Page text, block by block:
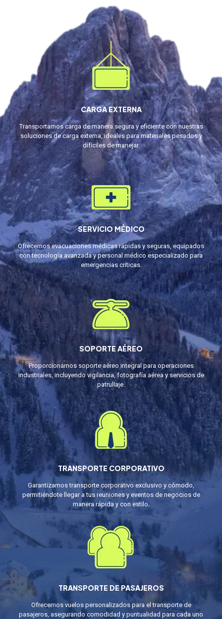
CARGA EXTERNA
Transportamos carga de manera segura y eficiente con nuestras
soluciones de carga externa, ideales para materiales pesados y
difíciles de manejar.
SERVICIO MÉDICO
Ofrecemos evacuaciones médicas rápidas y seguras, equipados
con tecnología avanzada y personal médico especializado para
emergencias críticas.
SOPORTE AÉREO
Proporcionamos soporte aéreo integral para operaciones
industriales, incluyendo vigilancia, fotografía aérea y servicios de
patrullaje.
TRANSPORTE CORPORATIVO
Garantizamos transporte corporativo exclusivo y cómodo,
permitiéndote llegar a tus reuniones y eventos de negocios de
manera rápida y con estilo.
TRANSPORTE DE PASAJEROS
Ofrecemos vuelos personalizados para el transporte de
pasajeros, asegurando comodidad y puntualidad para cada uno